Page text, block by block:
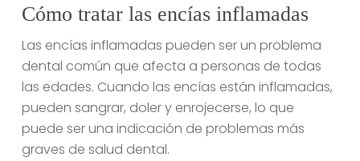
Cómo tratar las encías inflamadas
Las encías inflamadas pueden ser un problema
dental común que afecta a personas de todas
las edades. Cuando las encías están inflamadas,
pueden sangrar, doler y enrojecerse, lo que
puede ser una indicación de problemas más
graves de salud dental.